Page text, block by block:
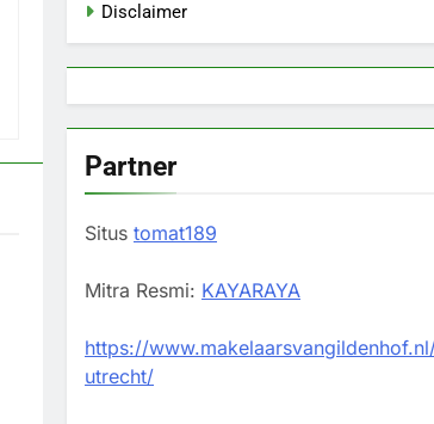
Disclaimer
Partner
Situs tomat189
Mitra Resmi: KAYARAYA
https://
utrecht/